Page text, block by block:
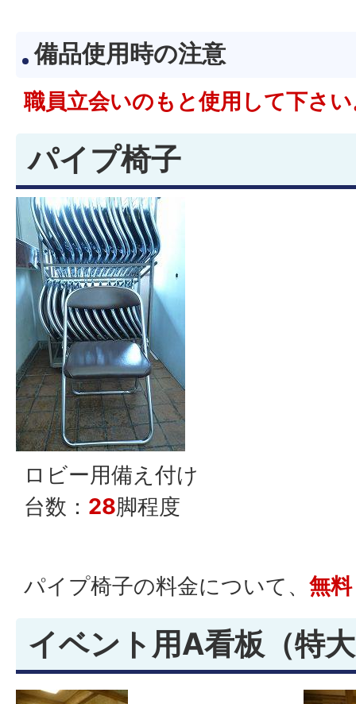
備品使用時の注意
職員立会いのもと使用して下さ
パイプ椅子
ロビー用備え付け
台数： 28脚程度
パイプ椅子の料金について、 無料
イベント用A看板（特